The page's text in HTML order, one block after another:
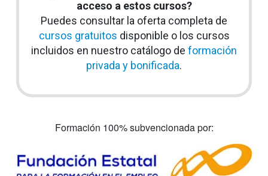
acceso a estos cursos?
Puedes consultar la oferta completa de
cursos gratuitos disponible o los cursos
incluidos en nuestro catálogo de formación
privada y bonificada.
Formación 100% subvencionada por: